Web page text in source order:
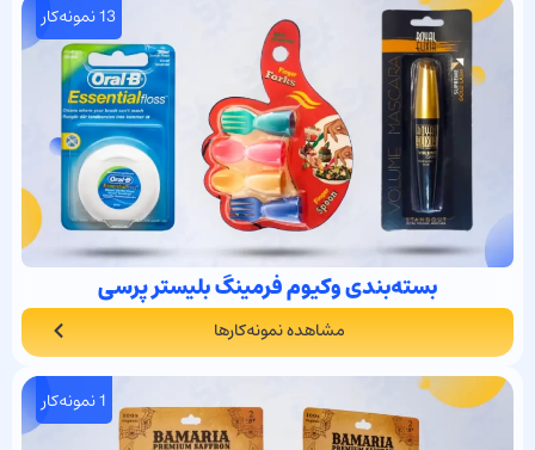
13 نمونه‌کار
بسته‌بندی وکیوم فرمینگ بلیستر پرسی
مشاهده نمونه‌کارها